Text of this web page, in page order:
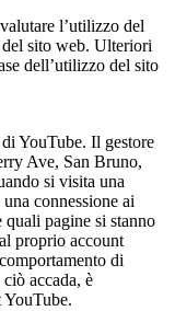
l’utilizzo del
sito web. Ulteriori
dell’utilizzo del sito
YouTube. Il gestore
Ave, San Bruno,
si visita una
connessione ai
pagine si stanno
proprio account
di
accada, è